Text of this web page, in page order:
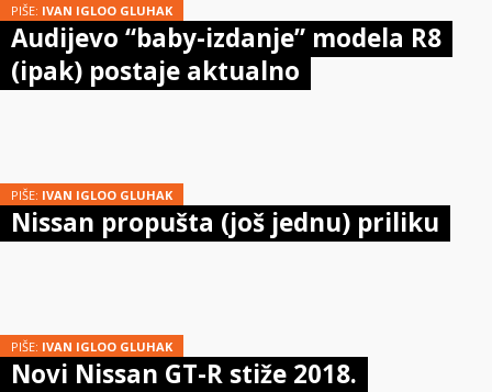
PIŠE: IVAN IGLOO GLUHAK
Audijevo “baby-izdanje” modela R8
(ipak) postaje aktualno
PIŠE: IVAN IGLOO GLUHAK
Nissan propušta (još jednu) priliku
PIŠE: IVAN IGLOO GLUHAK
Novi Nissan GT-R stiže 2018.